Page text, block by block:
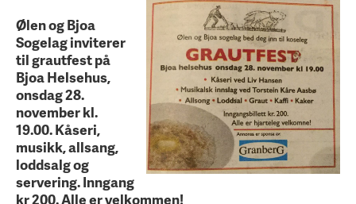
Ølen og Bjoa
Sogelag inviterer
til grautfest på
Bjoa Helsehus,
onsdag 28.
november kl.
19.00. Kåseri,
musikk, allsang,
loddsalg og
servering. Inngang
kr 200. Alle er velkommen!